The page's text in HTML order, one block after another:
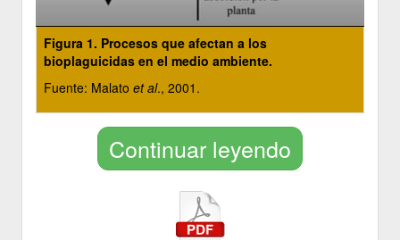
Figura 1. Procesos que afectan a los
bioplaguicidas en el medio ambiente.
Fuente: Malato et al., 2001.
Continuar leyendo